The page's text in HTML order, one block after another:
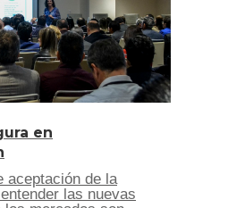
en
aceptación de la
las nuevas